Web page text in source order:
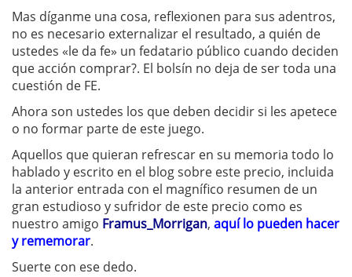
Mas díganme una cosa, reflexionen para sus adentros,
no es necesario externalizar el resultado, a quién de
ustedes «le da fe» un fedatario público cuando deciden
que acción comprar?. El bolsín no deja de ser toda una
cuestión de FE.
Ahora son ustedes los que deben decidir si les apetece
o no formar parte de este juego.
Aquellos que quieran refrescar en su memoria todo lo
hablado y escrito en el blog sobre este precio, incluida
la anterior entrada con el magnífico resumen de un
gran estudioso y sufridor de este precio como es
nuestro amigo Framus_Morrigan, aquí lo pueden hacer
y rememorar.
Suerte con ese dedo.